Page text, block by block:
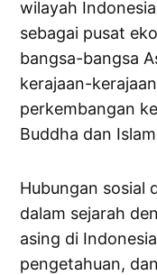
wilayah
sebagai pusat
bangsa-bangsa
kerajaan-
perkembangan
Buddha dan
Hubungan sosial
dalam sejarah
asing di
pengetahuan,